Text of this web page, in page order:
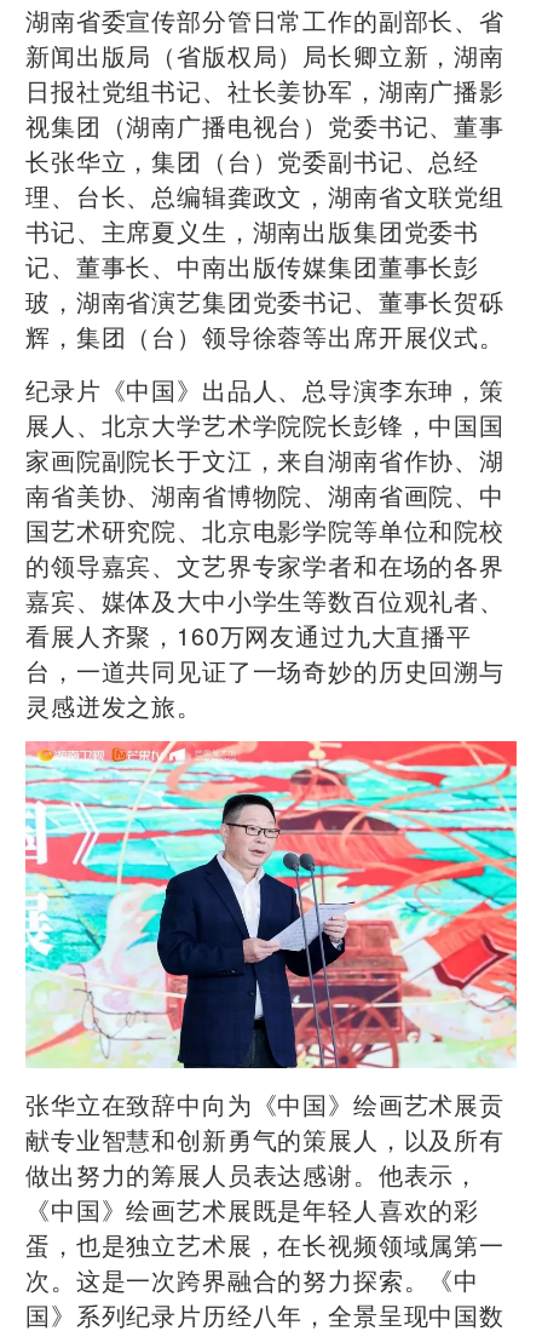
湖南省委宣传部分管日常工作的副部长、省
新闻出版局（省版权局）局长卿立新，湖南
日报社党组书记、社长姜协军，湖南广播影
视集团（湖南广播电视台）党委书记、董事
长张华立，集团（台）党委副书记、总经
理、台长、总编辑龚政文，湖南省文联党组
书记、主席夏义生，湖南出版集团党委书
记、董事长、中南出版传媒集团董事长彭
玻，湖南省演艺集团党委书记、董事长贺砾
辉，集团（台）领导徐蓉等出席开展仪式。
纪录片《中国》出品人、总导演李东珅，策
展人、北京大学艺术学院院长彭锋，中国国
家画院副院长于文江，来自湖南省作协、湖
南省美协、湖南省博物院、湖南省画院、中
国艺术研究院、北京电影学院等单位和院校
的领导嘉宾、文艺界专家学者和在场的各界
嘉宾、媒体及大中小学生等数百位观礼者、
看展人齐聚，160万网友通过九大直播平
台，一道共同见证了一场奇妙的历史回溯与
灵感迸发之旅。
张华立在致辞中向为《中国》绘画艺术展贡
献专业智慧和创新勇气的策展人，以及所有
做出努力的筹展人员表达感谢。他表示，
《中国》绘画艺术展既是年轻人喜欢的彩
蛋，也是独立艺术展，在长视频领域属第一
次。这是一次跨界融合的努力探索。《中
国》系列纪录片历经八年，全景呈现中国数